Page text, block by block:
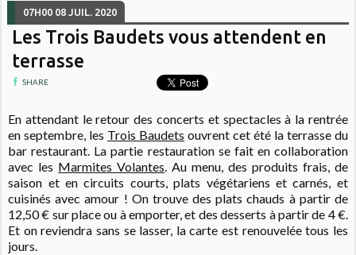
07H00 08 JUIL. 2020
Les Trois Baudets vous attendent en
terrasse
SHARE
En attendant le retour des concerts et spectacles à la rentrée
en septembre, les Trois Baudets ouvrent cet été la terrasse du
bar restaurant. La partie restauration se fait en collaboration
avec les Marmites Volantes. Au menu, des produits frais, de
saison et en circuits courts, plats végétariens et carnés, et
cuisinés avec amour ! On trouve des plats chauds à partir de
12,50 € sur place ou à emporter, et des desserts à partir de 4 €.
Et on reviendra sans se lasser, la carte est renouvelée tous les
jours.